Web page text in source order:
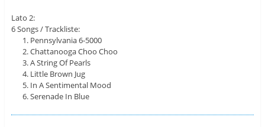
Lato 2:
6 Songs / Trackliste:
Pennsylvania 6-5000
Chattanooga Choo Choo
A String Of Pearls
Little Brown Jug
In A Sentimental Mood
Serenade In Blue